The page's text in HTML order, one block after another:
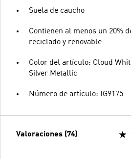
Suela de caucho
Contienen al menos un 20%
reciclado y renovable
Color del artículo: Cloud
Silver Metallic
Número de artículo: IG9175
Valoraciones (74)